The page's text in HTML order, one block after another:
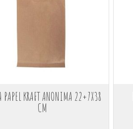
PAPEL KRAFT ANONIMA 22+7X38
CM